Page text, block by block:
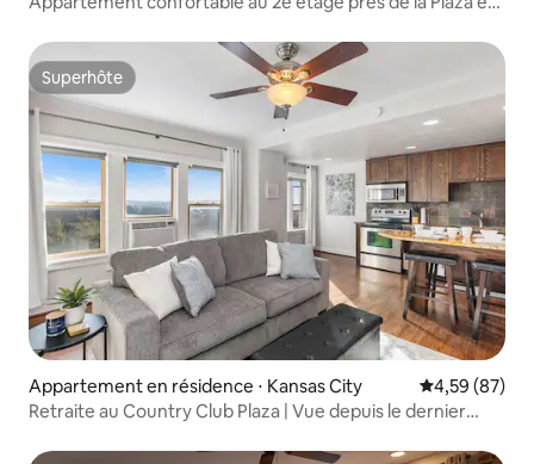
Superhôte
Superhôte
Appartement en résidence ⋅ Kansas City Évaluation
4,59 (87)
Retraite au Country Club Plaza | Vue depuis le dernier